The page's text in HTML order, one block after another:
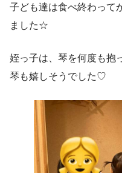
子ども達は食べ終わって
ました☆
姪っ子は、琴を何度も抱
琴も嬉しそうでした♡